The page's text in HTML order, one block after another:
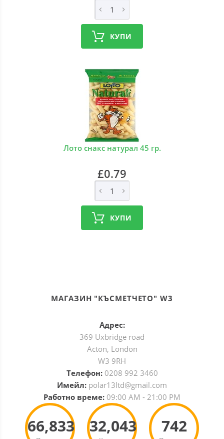
КУПИ
Лото снакс натурал 45 гр.
£0.79
КУПИ
МАГАЗИН "КЪСМЕТЧЕТО" W3
Адрес:
369 Uxbridge road
Acton, London
W3 9RH
Телефон: 0208 992 3460
Имейл: polar13ltd@gmail.com
Работно време: 09:00 AM - 21:00 PM
66,833 32,043 742